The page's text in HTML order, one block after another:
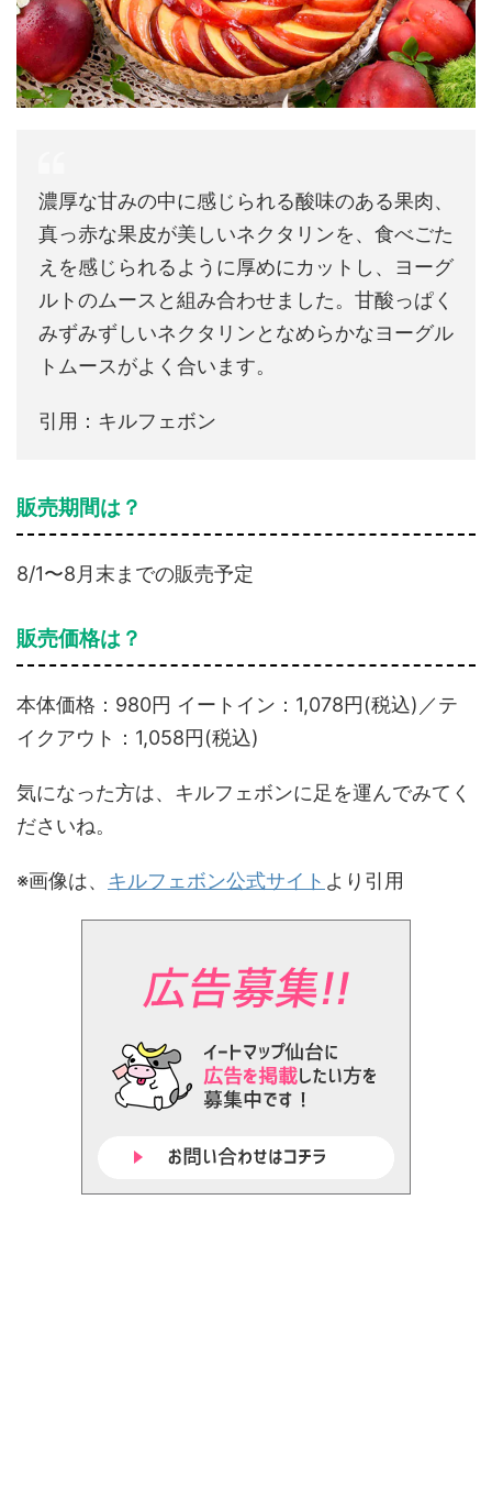
濃厚な甘みの中に感じられる酸味のある果肉、
真っ赤な果皮が美しいネクタリンを、食べごた
えを感じられるように厚めにカットし、ヨーグ
ルトのムースと組み合わせました。甘酸っぱく
みずみずしいネクタリンとなめらかなヨーグル
トムースがよく合います。
引用：キルフェボン
販売期間は？
8/1〜8月末までの販売予定
販売価格は？
本体価格：980円 イートイン：1,078円(税込)／テ
イクアウト：1,058円(税込)
気になった方は、キルフェボンに足を運んでみてく
ださいね。
※画像は、 キルフェボン公式サイト より引用